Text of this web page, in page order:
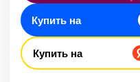
Купить на
Купить на